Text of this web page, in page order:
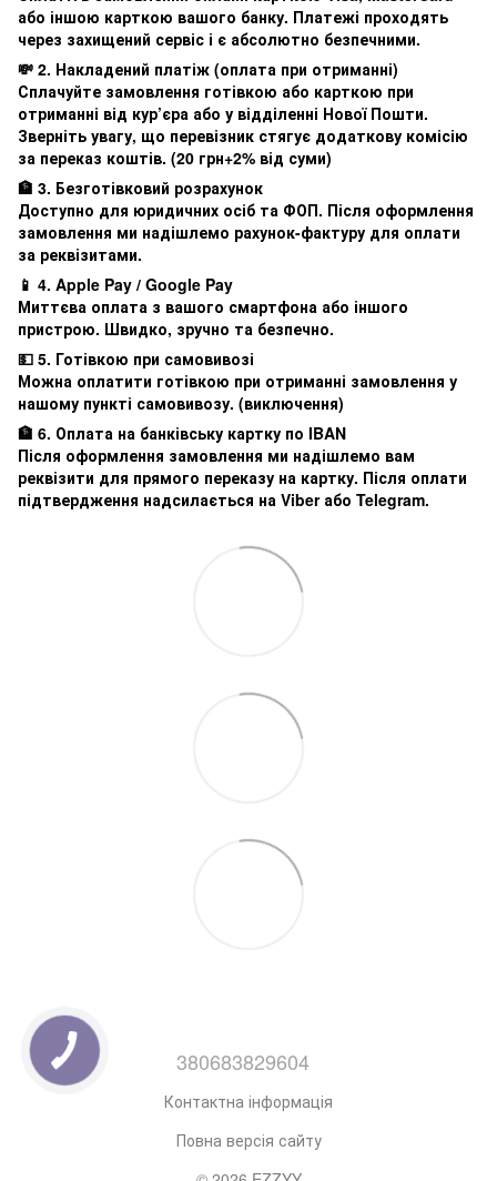
або іншою карткою вашого банку. Платежі проходять
через захищений сервіс і є абсолютно безпечними.
💸 2. Накладений платіж (оплата при отриманні)
Сплачуйте замовлення готівкою або карткою при
отриманні від кур’єра або у відділенні Нової Пошти.
Зверніть увагу, що перевізник стягує додаткову комісію
за переказ коштів. (20 грн+2% від суми)
🏦 3. Безготівковий розрахунок
Доступно для юридичних осіб та ФОП. Після оформлення
замовлення ми надішлемо рахунок-фактуру для оплати
за реквізитами.
📱 4. Apple Pay / Google Pay
Миттєва оплата з вашого смартфона або іншого
пристрою. Швидко, зручно та безпечно.
💵 5. Готівкою при самовивозі
Можна оплатити готівкою при отриманні замовлення у
нашому пункті самовивозу. (виключення)
🏦 6. Оплата на банківську картку по IBAN
Після оформлення замовлення ми надішлемо вам
реквізити для прямого переказу на картку. Після оплати
підтвердження надсилається на Viber або Telegram.
380683829604
Контактна інформація
Повна версія сайту